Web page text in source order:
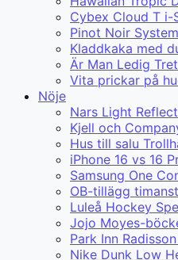
Cybex Cloud T i-
Pinot Noir
Kladdkaka med
Är Man Ledig
Vita prickar på
Nöje
Nars Light
Kjell och
Hus till salu
iPhone 16 vs 16
Samsung One
OB-tillägg
Luleå Hockey
Jojo Moyes-
Park Inn
Nike Dunk Low